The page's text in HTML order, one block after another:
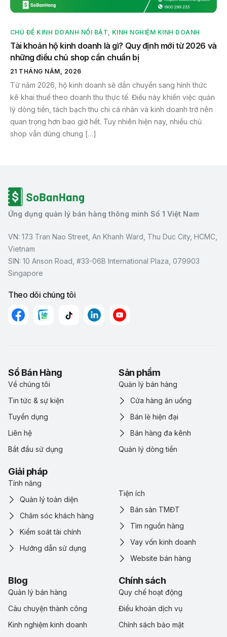
CHỦ ĐỀ KINH DOANH NỔI BẬT KINH NGHIỆM KINH DOANH
Tài khoản hộ kinh doanh là gì? Quy định mới từ 2026 và
những điều chủ shop cần chuẩn bị
21 THÁNG NĂM, 2026
Từ năm 2026, hộ kinh doanh sẽ dần chuyển sang hình thức
kê khai thuế theo doanh thu thực tế. Điều này khiến việc quản
lý dòng tiền, tách bạch thu chi cá nhân và kinh doanh trở nên
quan trọng hơn bao giờ hết. Tuy nhiên hiện nay, nhiều chủ
shop vẫn dùng chung […]
Ứng dụng quản lý bán hàng thông minh Số 1 Việt Nam
VN: 173 Tran Nao Street, An Khanh Ward, Thu Duc City, HCMC,
Vietnam
SIN: 10 Anson Road, #33-06B International Plaza, 079903
Singapore
Theo dõi chúng tôi
Sổ Bán Hàng
Về chúng tôi
Tin tức & sự kiện
Tuyển dụng
Liên hệ
Bắt đầu sử dụng
Sản phẩm
Quản lý bán hàng
Cửa hàng ăn uống
Bán lẻ hiện đại
Bán hàng đa kênh
Quản lý dòng tiền
Giải pháp
Tính năng
Quản lý toàn diện
Chăm sóc khách hàng
Kiểm soát tài chính
Hướng dẫn sử dụng
Tiện ích
Bán sàn TMĐT
Tìm nguồn hàng
Vay vốn kinh doanh
Website bán hàng
Blog
Quản lý bán hàng
Câu chuyện thành công
Kinh nghiệm kinh doanh
Chính sách
Quy chế hoạt động
Điểu khoản dịch vụ
Chính sách bảo mật